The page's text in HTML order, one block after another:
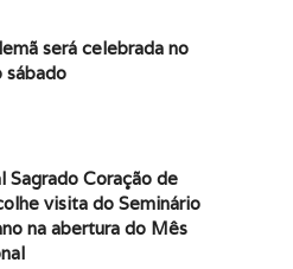
será celebrada no
sábado
Sagrado Coração de
visita do Seminário
na abertura do Mês